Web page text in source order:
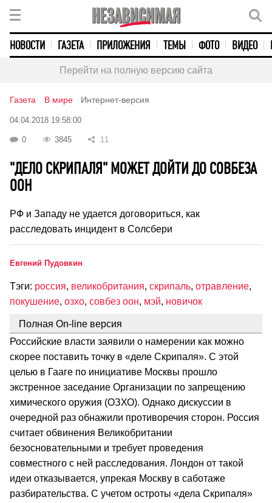
НОВОСТИ ГАЗЕТА ПРИЛОЖЕНИЯ ТЕМЫ ФОТО ВИДЕО
Перейти на полную версию сайта
Газета В мире Интернет-версия
04.04.2018 19:58:00
0 3845 11
"ДЕЛО СКРИПАЛЯ" МОЖЕТ ДОЙТИ ДО СОВБЕЗА
ООН
РФ и Западу не удается договориться, как
расследовать инцидент в Солсбери
Евгений Пудовкин
Тэги: россия, великобритания, скрипаль, отравление,
покушение, озхо, совбез оон, мэй, новичок
Полная On-line версия
Российские власти заявили о намерении как можно
скорее поставить точку в «деле Скрипаля». С этой
целью в Гааге по инициативе Москвы прошло
экстренное заседание Организации по запрещению
химического оружия (ОЗХО). Однако дискуссии в
очередной раз обнажили противоречия сторон. Россия
считает обвинения Великобритании
безосновательными и требует проведения
совместного с ней расследования. Лондон от такой
идеи отказывается, упрекая Москву в саботаже
разбирательства. С учетом остроты «дела Скрипаля»